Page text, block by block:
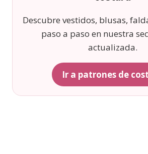
Descubre vestidos, blusas,
paso a paso en nuestra
actualizada.
Ir a patrones de